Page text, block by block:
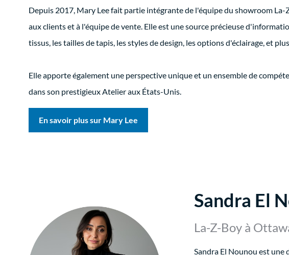
Depuis 2017, Mary Lee fait partie intégrante de l'équipe du showroom
aux clients et à l'équipe de vente. Elle est une source précieuse
tissus, les tailles de tapis, les styles de design, les options d'éclairage, et
Elle apporte également une perspective unique et un ensemble de
dans son prestigieux Atelier aux États-Unis.
En savoir plus sur Mary Lee
Sandra El
La-Z-Boy à
Sandra El Nounou est une